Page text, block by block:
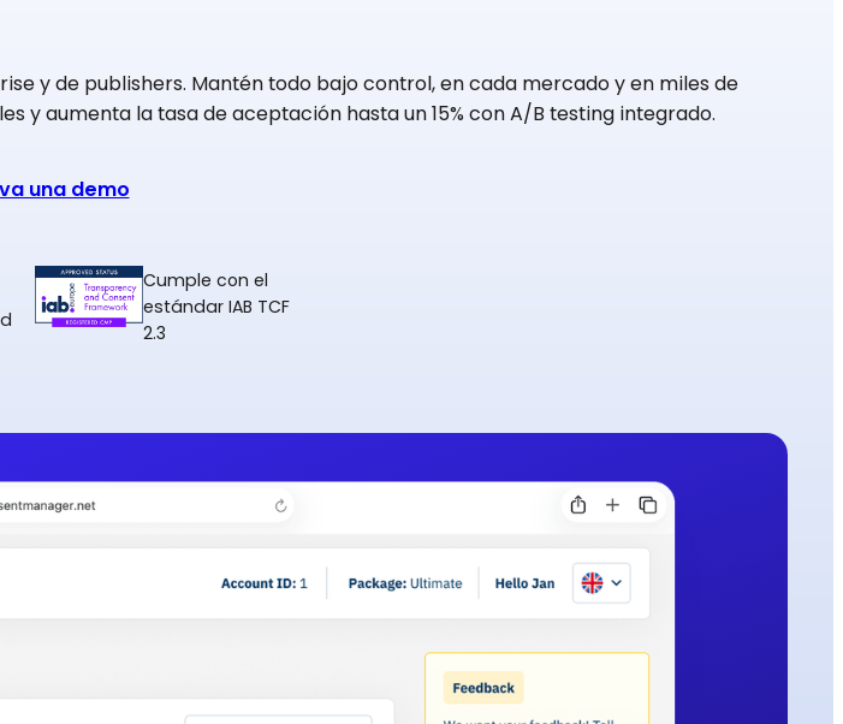
y de publishers. Mantén todo bajo control, en cada mercado y en miles de
aumenta la tasa de aceptación hasta un 15% con A/B testing integrado.
una demo
Cumple con el
estándar IAB TCF
2.3